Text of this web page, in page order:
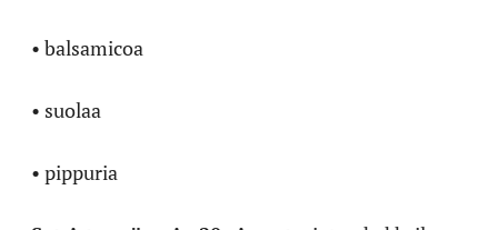
• balsamicoa
• suolaa
• pippuria